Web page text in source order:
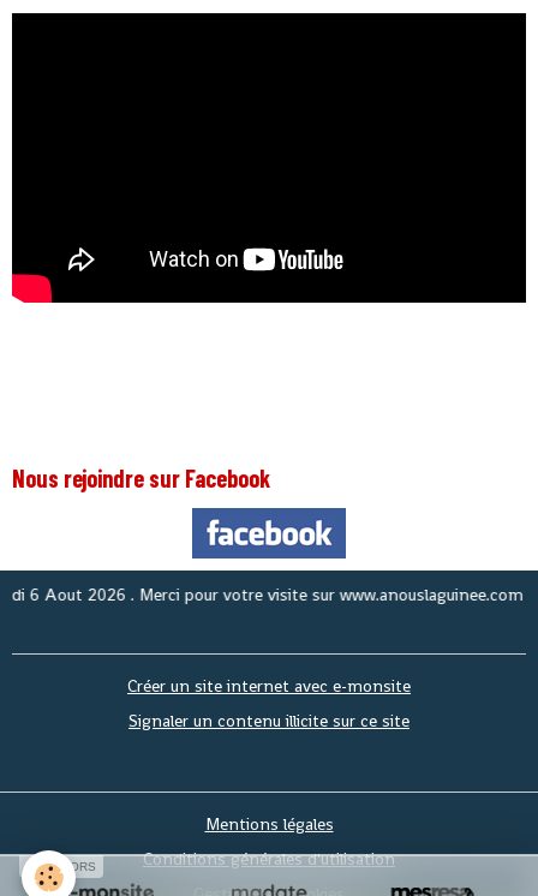
Nous rejoindre sur Facebook
Aout 2026 . Merci pour votre visite sur www.anouslaguinee.com site
Créer un site internet avec e-monsite
Signaler un contenu illicite sur ce site
Mentions légales
Conditions générales d'utilisation
SPONSORS